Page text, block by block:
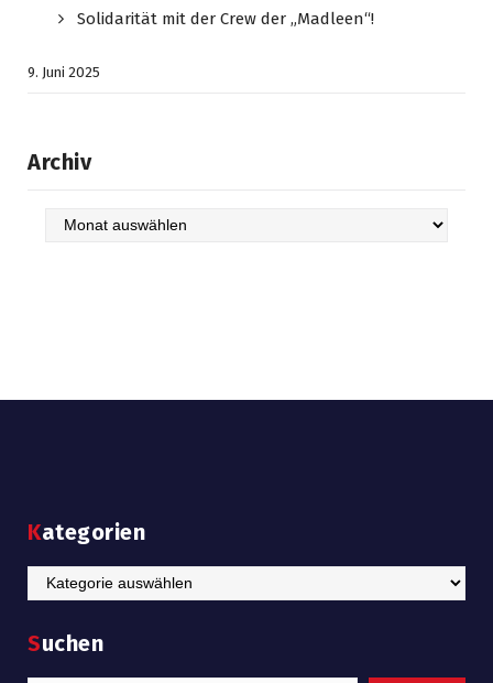
Solidarität mit der Crew der „Madleen“!
9. Juni 2025
Archiv
Archiv
Kategorien
Kategorien
Suchen